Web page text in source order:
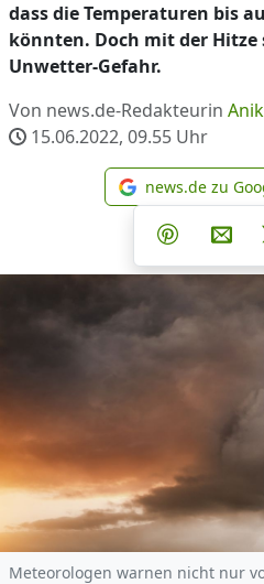
dass die Temperaturen bis
könnten. Doch mit der
Unwetter-Gefahr.
Von news.de-Redakteurin
15.06.2022, 09.55 Uhr
news.de zu
Teilen
Teilen auf
Per
Meteorologen warnen nicht nur